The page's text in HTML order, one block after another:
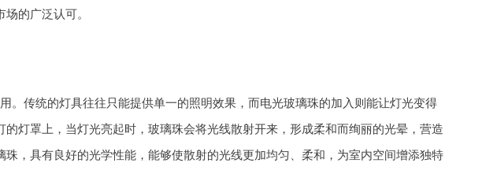
的广泛认可。
。传统的灯具往往只能提供单一的照明效果，而电光玻璃珠的加入则能让灯光变得
灯罩上，当灯光亮起时，玻璃珠会将光线散射开来，形成柔和而绚丽的光晕，营造
，具有良好的光学性能，能够使散射的光线更加均匀、柔和，为室内空间增添独特